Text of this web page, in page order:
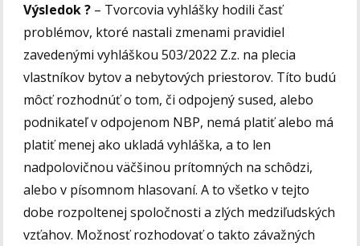
Výsledok ? – Tvorcovia vyhlášky hodili časť
problémov, ktoré nastali zmenami pravidiel
zavedenými vyhláškou 503/2022 Z.z. na plecia
vlastníkov bytov a nebytových priestorov. Títo budú
môcť rozhodnúť o tom, či odpojený sused, alebo
podnikateľ v odpojenom NBP, nemá platiť alebo má
platiť menej ako ukladá vyhláška, a to len
nadpolovičnou väčšinou prítomných na schôdzi,
alebo v písomnom hlasovaní. A to všetko v tejto
dobe rozpoltenej spoločnosti a zlých medziľudských
vzťahov. Možnosť rozhodovať o takto závažných